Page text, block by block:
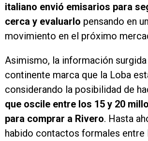
italiano envió emisarios para
cerca y evaluarlo pensando en
movimiento en el próximo
Asimismo, la información
continente marca que la Loba
considerando la posibilidad de
que oscile entre los 15 y 20
para comprar a Rivero. Hasta
habido contactos formales entre